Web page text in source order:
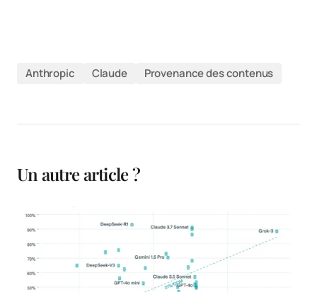
Anthropic Claude Provenance des contenus
Un autre article ?